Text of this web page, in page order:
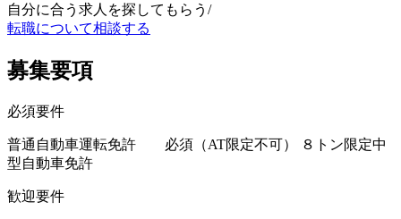
自分に合う求人を探してもらう /
転職について相談する
募集要項
必須要件
普通自動車運転免許 必須（AT限定不可） ８トン限定中
型自動車免許
歓迎要件